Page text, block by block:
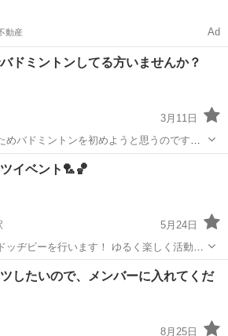
動産 Ad
ドミントンしてる方いませんか？
3月11日
バドミントンを初めようと思うのですが
んか？ 大会には出たくありません。高校の
ールは大丈夫です。
ントン 運動不足
イベント🏸🏀
5月24日
ヂビーを行います！ ゆるく楽しく活動し
駅 スポーツイベント
したいので、メンバーに入れてくだ
8月25日